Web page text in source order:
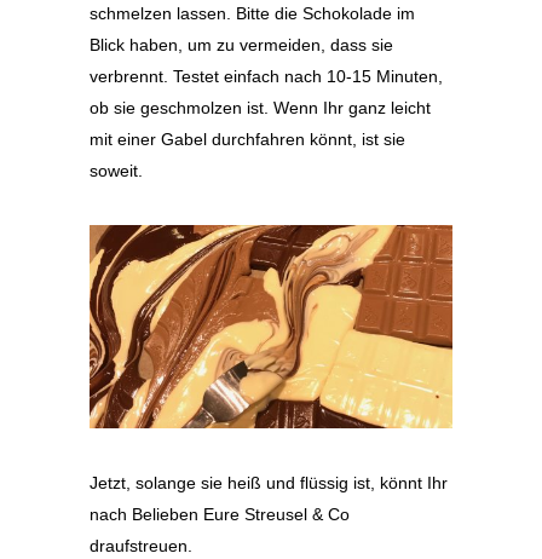
schmelzen lassen. Bitte die Schokolade im
Blick haben, um zu vermeiden, dass sie
verbrennt. Testet einfach nach 10-15 Minuten,
ob sie geschmolzen ist. Wenn Ihr ganz leicht
mit einer Gabel durchfahren könnt, ist sie
soweit.
Jetzt, solange sie heiß und flüssig ist, könnt Ihr
nach Belieben Eure Streusel & Co
draufstreuen.